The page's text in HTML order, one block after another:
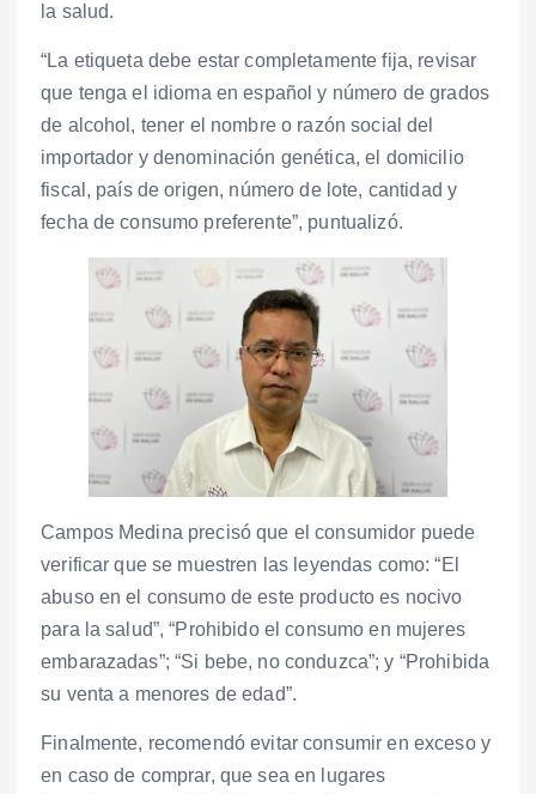
la salud.
“La etiqueta debe estar completamente fija, revisar
que tenga el idioma en español y número de grados
de alcohol, tener el nombre o razón social del
importador y denominación genética, el domicilio
fiscal, país de origen, número de lote, cantidad y
fecha de consumo preferente”, puntualizó.
Campos Medina precisó que el consumidor puede
verificar que se muestren las leyendas como: “El
abuso en el consumo de este producto es nocivo
para la salud”, “Prohibido el consumo en mujeres
embarazadas”; “Si bebe, no conduzca”; y “Prohibida
su venta a menores de edad”.
Finalmente, recomendó evitar consumir en exceso y
en caso de comprar, que sea en lugares